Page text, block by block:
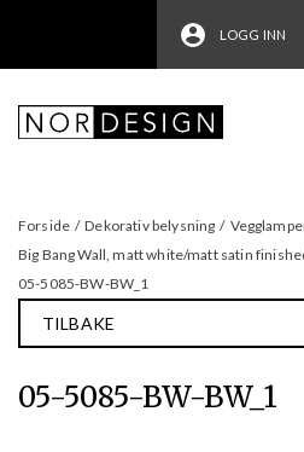
LOGG INN
Forside / Dekorativ belysning /
Big Bang Wall, matt white/matt satin
05-5085-BW-BW_1
TILBAKE
05-5085-BW-BW_1